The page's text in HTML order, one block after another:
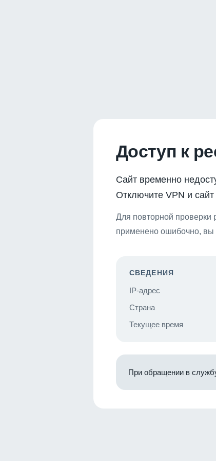
Доступ к
Сайт временно
Отключите VPN и сайт
Для повторной проверки
применено ошибочно, вы
СВЕДЕНИЯ
IP-адрес
Страна
Текущее время
При обращении в